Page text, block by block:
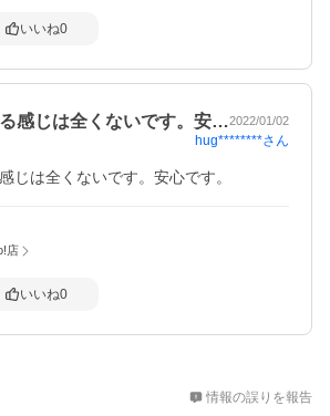
いいね0
感じは全くないです。安…2022/01/02
hug********さん
じは全くないです。安心です。
店
いいね0
情報の誤りを報告